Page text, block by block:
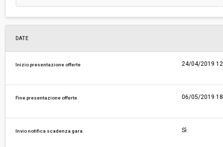
DATE
Inizio presentazione offerte 24/04/2019
Fine presentazione offerte 06/05/2019
Invio notifica scadenza gara Sì